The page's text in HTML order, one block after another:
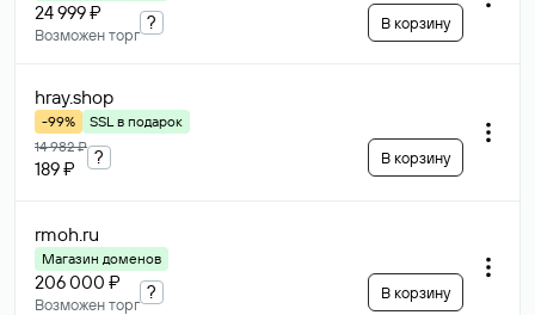
24 999 ₽
Возможен торг
? В корзину
hray.shop
-99%
SSL в подарок
14 982 ₽
189 ₽
? В корзину
rmoh.ru
Магазин доменов
206 000 ₽
Возможен торг
? В корзину